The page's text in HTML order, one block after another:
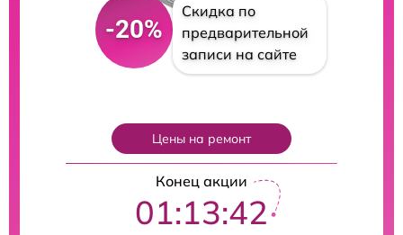
-20%
Скидка по
предварительной
записи на сайте
Цены на ремонт
Конец акции
01:13:41